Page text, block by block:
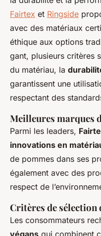
Fairtex et Ringside
avec des matériaux
éthique aux options
gant, plusieurs critères
du matériau, la
garantissent une
respectant des
Meilleures marques
Parmi les leaders,
innovations en
de pommes dans ses
également avec des
respect de
Critères de sélection
Les consommateurs